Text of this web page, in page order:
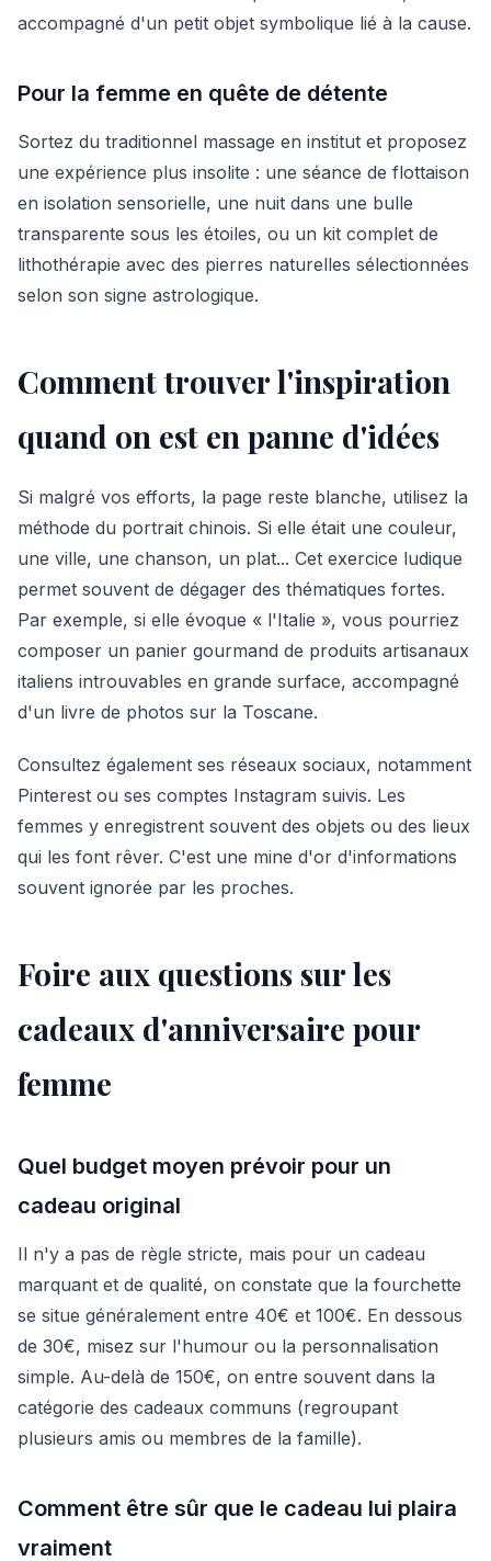
accompagné d'un petit objet symbolique lié à la cause.
Pour la femme en quête de détente
Sortez du traditionnel massage en institut et proposez
une expérience plus insolite : une séance de flottaison
en isolation sensorielle, une nuit dans une bulle
transparente sous les étoiles, ou un kit complet de
lithothérapie avec des pierres naturelles sélectionnées
selon son signe astrologique.
Comment trouver l'inspiration
quand on est en panne d'idées
Si malgré vos efforts, la page reste blanche, utilisez la
méthode du portrait chinois. Si elle était une couleur,
une ville, une chanson, un plat... Cet exercice ludique
permet souvent de dégager des thématiques fortes.
Par exemple, si elle évoque « l'Italie », vous pourriez
composer un panier gourmand de produits artisanaux
italiens introuvables en grande surface, accompagné
d'un livre de photos sur la Toscane.
Consultez également ses réseaux sociaux, notamment
Pinterest ou ses comptes Instagram suivis. Les
femmes y enregistrent souvent des objets ou des lieux
qui les font rêver. C'est une mine d'or d'informations
souvent ignorée par les proches.
Foire aux questions sur les
cadeaux d'anniversaire pour
femme
Quel budget moyen prévoir pour un
cadeau original
Il n'y a pas de règle stricte, mais pour un cadeau
marquant et de qualité, on constate que la fourchette
se situe généralement entre 40€ et 100€. En dessous
de 30€, misez sur l'humour ou la personnalisation
simple. Au-delà de 150€, on entre souvent dans la
catégorie des cadeaux communs (regroupant
plusieurs amis ou membres de la famille).
Comment être sûr que le cadeau lui plaira
vraiment